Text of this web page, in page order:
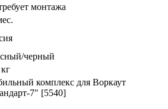
монтажа
черный
комплекс для Воркаут
7" [5540]